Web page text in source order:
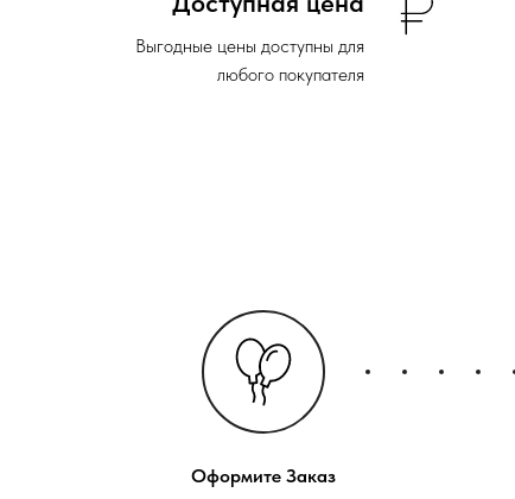
Выгодные цены доступны для
любого покупателя
Оформите Заказ